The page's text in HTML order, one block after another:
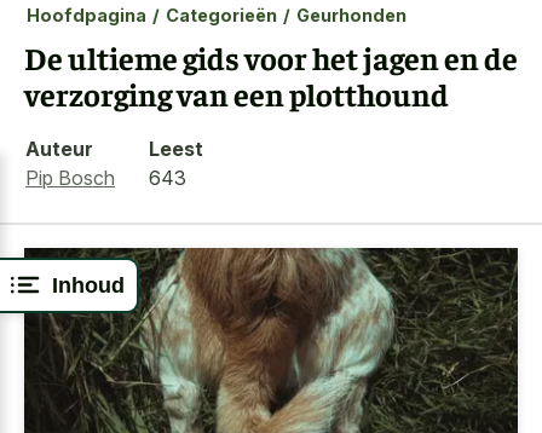
Inhoud
Hoofdpagina / Categorieën / Geurhonden
De ultieme gids voor het jagen en de
verzorging van een plotthound
Auteur
Pip Bosch
Leest
643